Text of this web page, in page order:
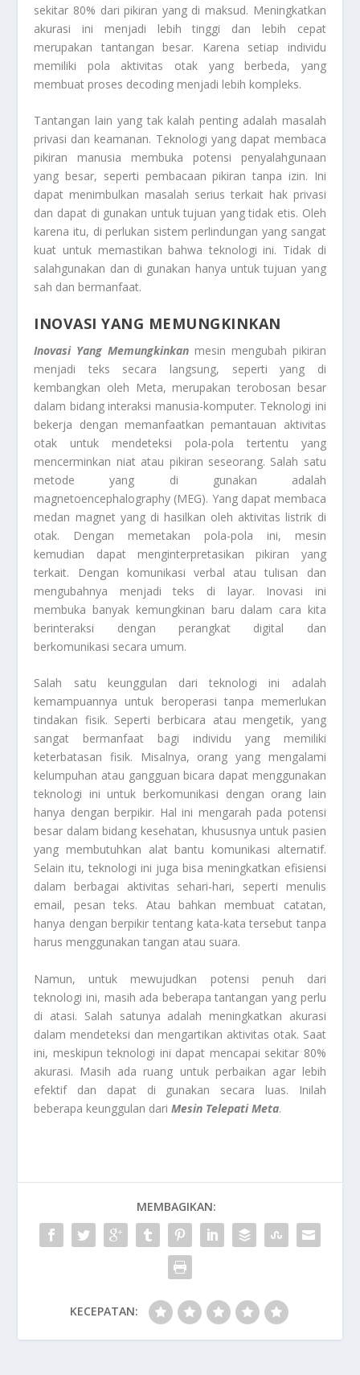
sekitar 80% dari pikiran yang di maksud. Meningkatkan
akurasi ini menjadi lebih tinggi dan lebih cepat
merupakan tantangan besar. Karena setiap individu
memiliki pola aktivitas otak yang berbeda, yang
membuat proses decoding menjadi lebih kompleks.
Tantangan lain yang tak kalah penting adalah masalah
privasi dan keamanan. Teknologi yang dapat membaca
pikiran manusia membuka potensi penyalahgunaan
yang besar, seperti pembacaan pikiran tanpa izin. Ini
dapat menimbulkan masalah serius terkait hak privasi
dan dapat di gunakan untuk tujuan yang tidak etis. Oleh
karena itu, di perlukan sistem perlindungan yang sangat
kuat untuk memastikan bahwa teknologi ini. Tidak di
salahgunakan dan di gunakan hanya untuk tujuan yang
sah dan bermanfaat.
INOVASI YANG MEMUNGKINKAN
Inovasi Yang Memungkinkan mesin mengubah pikiran
menjadi teks secara langsung, seperti yang di
kembangkan oleh Meta, merupakan terobosan besar
dalam bidang interaksi manusia-komputer. Teknologi ini
bekerja dengan memanfaatkan pemantauan aktivitas
otak untuk mendeteksi pola-pola tertentu yang
mencerminkan niat atau pikiran seseorang. Salah satu
metode yang di gunakan adalah
magnetoencephalography (MEG). Yang dapat membaca
medan magnet yang di hasilkan oleh aktivitas listrik di
otak. Dengan memetakan pola-pola ini, mesin
kemudian dapat menginterpretasikan pikiran yang
terkait. Dengan komunikasi verbal atau tulisan dan
mengubahnya menjadi teks di layar. Inovasi ini
membuka banyak kemungkinan baru dalam cara kita
berinteraksi dengan perangkat digital dan
berkomunikasi secara umum.
Salah satu keunggulan dari teknologi ini adalah
kemampuannya untuk beroperasi tanpa memerlukan
tindakan fisik. Seperti berbicara atau mengetik, yang
sangat bermanfaat bagi individu yang memiliki
keterbatasan fisik. Misalnya, orang yang mengalami
kelumpuhan atau gangguan bicara dapat menggunakan
teknologi ini untuk berkomunikasi dengan orang lain
hanya dengan berpikir. Hal ini mengarah pada potensi
besar dalam bidang kesehatan, khususnya untuk pasien
yang membutuhkan alat bantu komunikasi alternatif.
Selain itu, teknologi ini juga bisa meningkatkan efisiensi
dalam berbagai aktivitas sehari-hari, seperti menulis
email, pesan teks. Atau bahkan membuat catatan,
hanya dengan berpikir tentang kata-kata tersebut tanpa
harus menggunakan tangan atau suara.
Namun, untuk mewujudkan potensi penuh dari
teknologi ini, masih ada beberapa tantangan yang perlu
di atasi. Salah satunya adalah meningkatkan akurasi
dalam mendeteksi dan mengartikan aktivitas otak. Saat
ini, meskipun teknologi ini dapat mencapai sekitar 80%
akurasi. Masih ada ruang untuk perbaikan agar lebih
efektif dan dapat di gunakan secara luas. Inilah
beberapa keunggulan dariMesin Telepati Meta.
MEMBAGIKAN:
KECEPATAN: